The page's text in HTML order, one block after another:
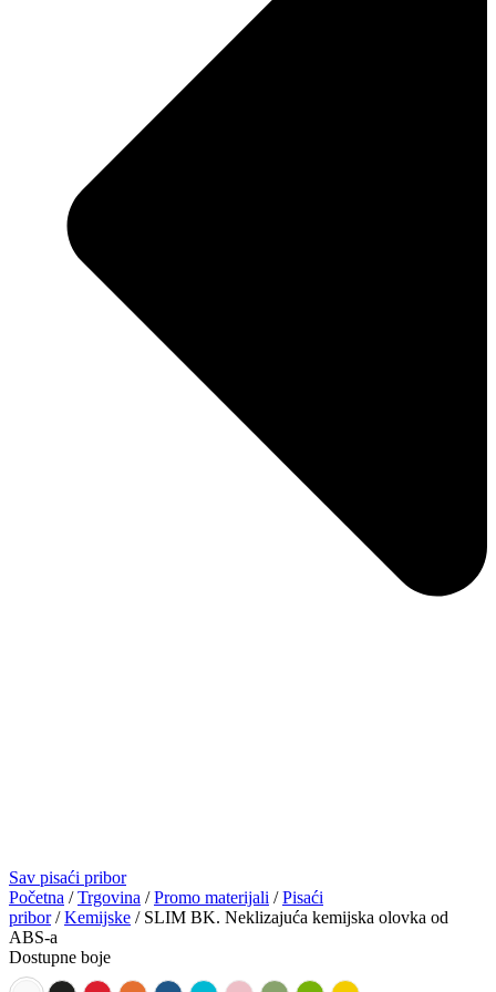
Sav pisaći pribor
Početna /Trgovina /Promo materijali /Pisaći
pribor/Kemijske / SLIM BK. Neklizajuća kemijska olovka od
ABS-a
Dostupne boje